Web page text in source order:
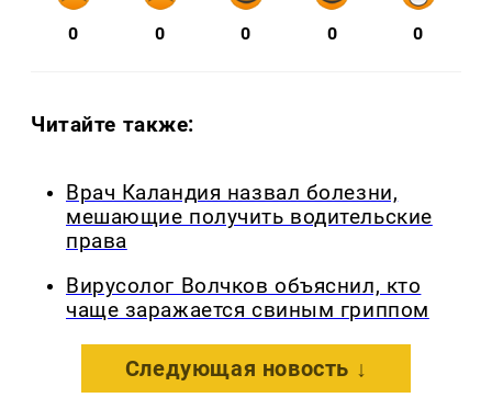
0 0 0 0 0
Читайте также:
Врач Каландия назвал болезни,
мешающие получить водительские
права
Вирусолог Волчков объяснил, кто
чаще заражается свиным гриппом
Следующая новость ↓